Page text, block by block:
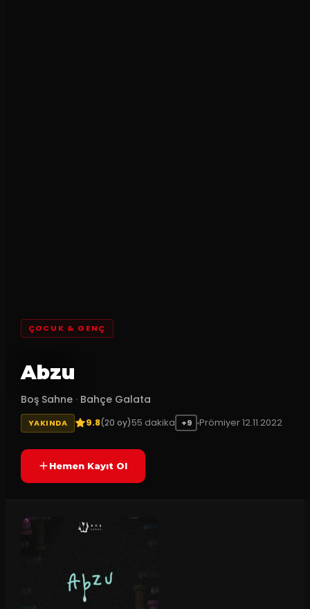
ÇOCUK & GENÇ
Abzu
Boş Sahne · Bahçe Galata
YAKINDA 9.8(20 oy)55 dakika +9 Prömiyer12.11.2022
Hemen Kayıt Ol